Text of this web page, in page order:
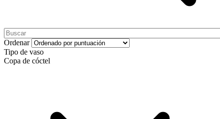
Ordenar
Tipo de vaso
Copa de cóctel